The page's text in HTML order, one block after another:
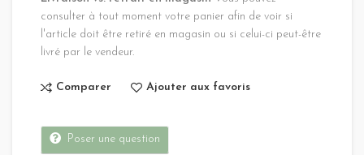
consulter à tout moment votre panier afin de voir si
l'article doit être retiré en magasin ou si celui-ci peut-être
livré par le vendeur.
Comparer Ajouter aux favoris
Poser une question